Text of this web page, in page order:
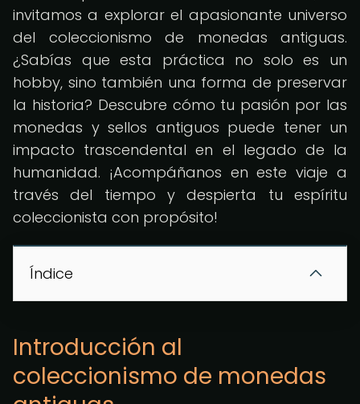
invitamos a explorar el apasionante universo
del coleccionismo de monedas antiguas.
¿Sabías que esta práctica no solo es un
hobby, sino también una forma de preservar
la historia? Descubre cómo tu pasión por las
monedas y sellos antiguos puede tener un
impacto trascendental en el legado de la
humanidad. ¡Acompáñanos en este viaje a
través del tiempo y despierta tu espíritu
coleccionista con propósito!
Índice
Introducción al
coleccionismo de monedas